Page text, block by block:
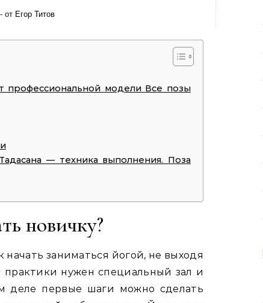
- от Егор Титов
профессиональной модели Все позы
— техника выполнения. Поза
новичку?
заниматься йогой, не выходя
нужен специальный зал и
деле первые шаги можно сделать